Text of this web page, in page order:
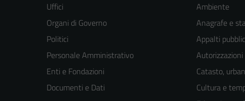
Uffici
Organi di Governo
Politici
Personale Amministrativo
Enti e Fondazioni
Documenti e Dati
Ambiente
Anagrafe e
Appalti
Autorizzazioni
Catasto,
Cultura e